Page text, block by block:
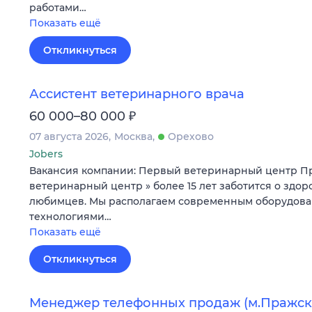
работами…
Показать ещё
Откликнуться
Ассистент ветеринарного врача
60 000–80 000 ₽
07 августа 2026 Москва
Орехово
Jobers
Вакансия компании: Первый ветеринарный центр
ветеринарный центр » более 15 лет заботится о
любимцев. Мы располагаем современным
технологиями…
Показать ещё
Откликнуться
Менеджер телефонных продаж